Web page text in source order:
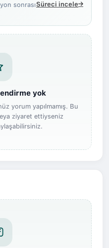
sonrasıSüreci incele
yok
yorum yapılmamış. Bu
ziyaret ettiyseniz